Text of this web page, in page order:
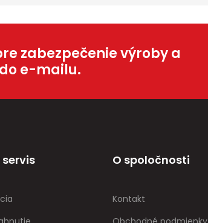
zabezpečenie výroby a
e-mailu.
O spoločnosti
Kontakt